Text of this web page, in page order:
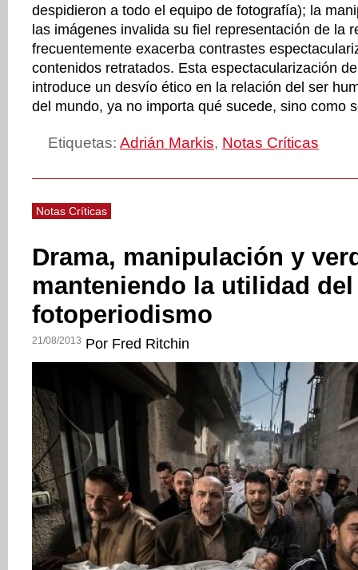
despidieron a todo el equipo de fotografía); la
las imágenes invalida su fiel representación de la
frecuentemente exacerba contrastes
contenidos retratados. Esta espectacularización
introduce un desvío ético en la relación del ser
del mundo, ya no importa qué sucede, sino como
Etiquetas: Adrián Markis, Notas Críticas
Notas Críticas
Drama, manipulación y
manteniendo la utilidad del
fotoperiodismo
21/08/2013 Por Fred Ritchin